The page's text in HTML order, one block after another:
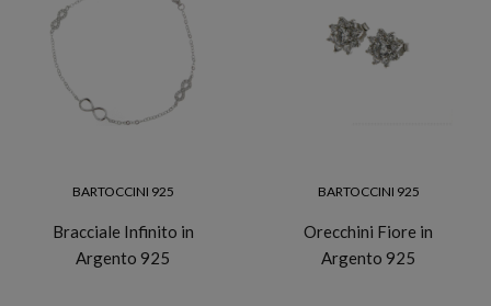
BARTOCCINI 925
Bracciale Infinito in
Argento 925
BARTOCCINI 925
Orecchini Fiore in
Argento 925